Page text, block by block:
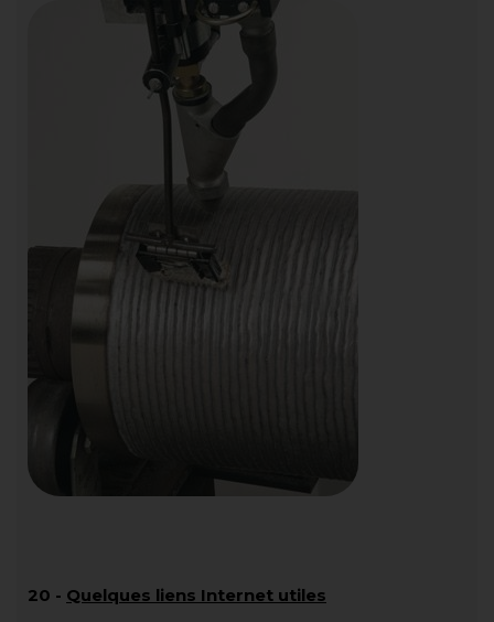
20 - Quelques liens Internet utiles